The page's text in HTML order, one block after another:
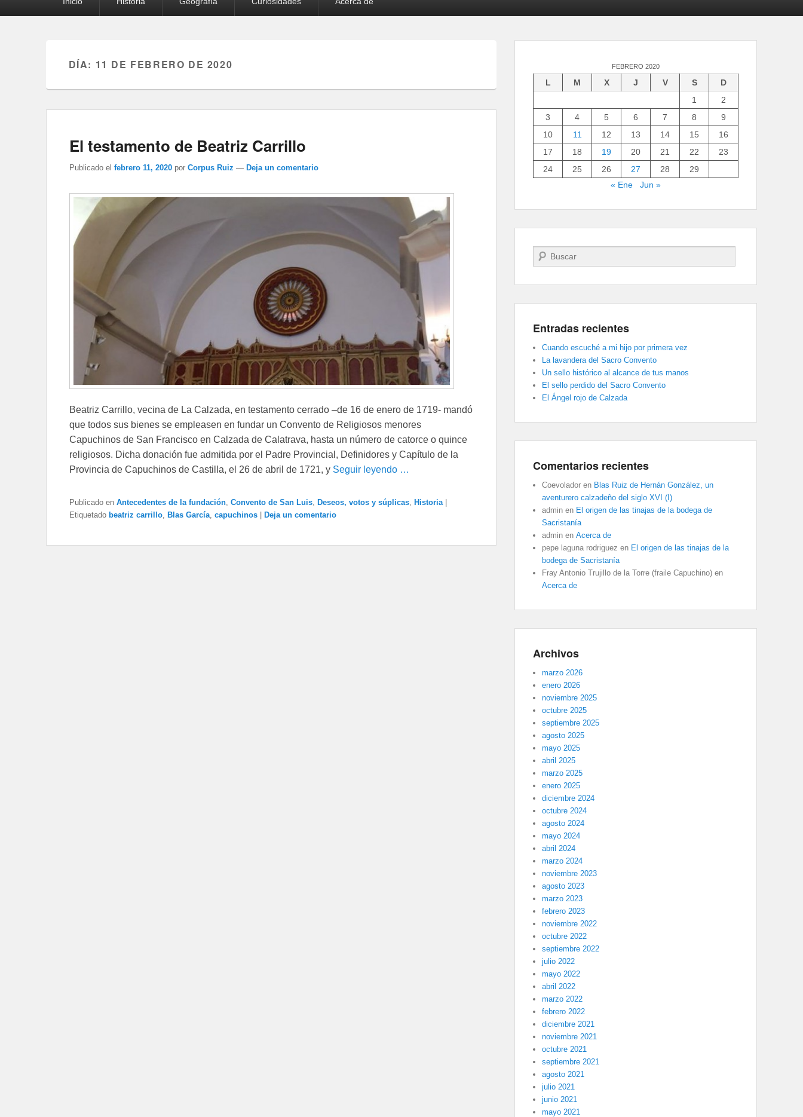
DÍA: 11 DE FEBRERO DE 2020
El testamento de Beatriz Carrillo
Publicado el febrero 11, 2020 por Corpus Ruiz — Deja un comentario
Beatriz Carrillo, vecina de La Calzada, en testamento cerrado –de 16 de enero de 1719- mandó
que todos sus bienes se empleasen en fundar un Convento de Religiosos menores
Capuchinos de San Francisco en Calzada de Calatrava, hasta un número de catorce o quince
religiosos. Dicha donación fue admitida por el Padre Provincial, Definidores y Capítulo de la
Provincia de Capuchinos de Castilla, el 26 de abril de 1721, y Seguir leyendo …
Publicado en Antecedentes de la fundación Convento de San Luis Deseos, votos y súplicas Historia |
Etiquetado beatriz carrillo Blas García capuchinos | Deja un comentario
FEBRERO 2020
L M X J V S
D
1
2
3
4 5 6 7 8
9
10
11 12 13 14 15
16
17
18 19 20 21 22
23
24
25 26 27 28
29
« Ene
Jun »
Buscar
Entradas recientes
Cuando escuché a mi hijo por primera vez
La lavandera del Sacro Convento
Un sello histórico al alcance de tus manos
El sello perdido del Sacro Convento
El Ángel rojo de Calzada
Comentarios recientes
Coevolador en Blas Ruiz de Hernán González, un
aventurero calzadeño del siglo XVI (I)
admin en El origen de las tinajas de la bodega de
Sacristanía
admin en Acerca de
pepe laguna rodriguez en El origen de las tinajas de la
bodega de Sacristanía
Fray Antonio Trujillo de la Torre (fraile Capuchino) en
Acerca de
Archivos
marzo 2026
enero 2026
noviembre 2025
octubre 2025
septiembre 2025
agosto 2025
mayo 2025
abril 2025
marzo 2025
enero 2025
diciembre 2024
octubre 2024
agosto 2024
mayo 2024
abril 2024
marzo 2024
noviembre 2023
agosto 2023
marzo 2023
febrero 2023
noviembre 2022
octubre 2022
septiembre 2022
julio 2022
mayo 2022
abril 2022
marzo 2022
febrero 2022
diciembre 2021
noviembre 2021
octubre 2021
septiembre 2021
agosto 2021
julio 2021
junio 2021
mayo 2021